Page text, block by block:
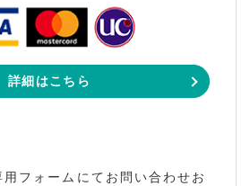
詳細はこちら
フォームにてお問い合わせお